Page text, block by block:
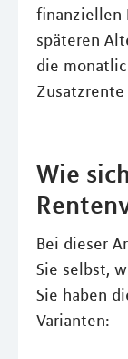
finanziellen
späteren
die
Wie
Bei dieser
Sie selbst,
Sie haben
Varianten: